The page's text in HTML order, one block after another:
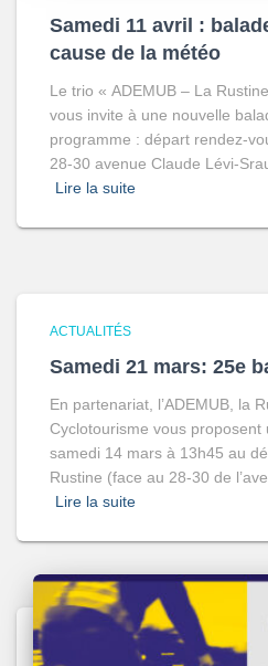
Samedi 11 avril :
cause de la météo
Le trio « ADEMUB – La
vous invite à une nouvelle
programme : départ rendez-
28-30 avenue Claude Lévi-
Lire la suite
ACTUALITÉS
Samedi 21 mars: 25e
En partenariat, l’ADEMUB, la
Cyclotourisme vous proposent
samedi 14 mars à 13h45 au
Rustine (face au 28-30 de
Lire la suite